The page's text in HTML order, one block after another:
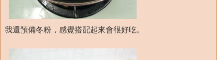
我還預備冬粉，感覺搭配起來會很好吃。